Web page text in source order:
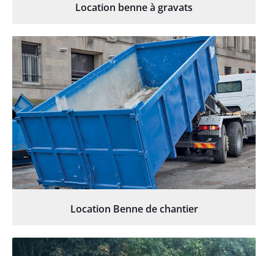
Location benne à gravats
Location Benne de chantier